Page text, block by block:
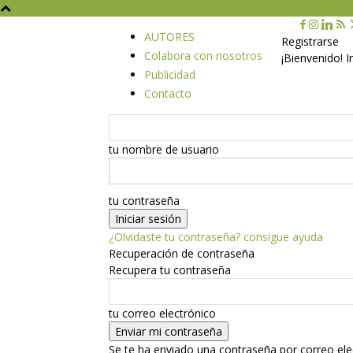
AUTORES
Colabora con nosotros
Publicidad
Contacto
Registrarse
¡Bienvenido!
tu nombre de usuario
tu contraseña
¿Olvidaste tu contraseña? consigue ayuda
Recuperación de contraseña
Recupera tu contraseña
tu correo electrónico
Se te ha enviado una contraseña por correo